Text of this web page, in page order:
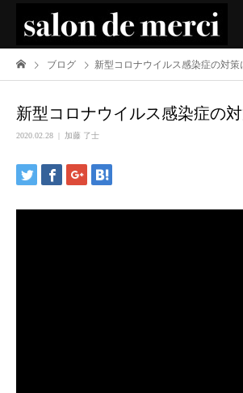
ブログ 新型コロナウイルス感染症の対策
新型コロナウイルス感染症の
2020.02.28 加藤 了士